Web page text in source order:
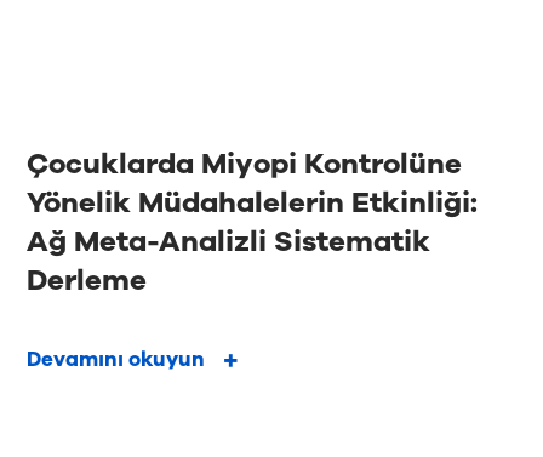
Çocuklarda Miyopi Kontrolüne
Yönelik Müdahalelerin Etkinliği:
Ağ Meta-Analizli Sistematik
Derleme
Devamını okuyun